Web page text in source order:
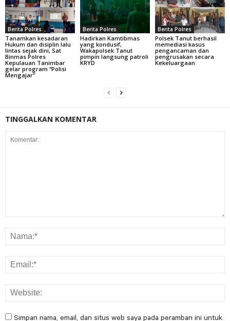
Berita Polres
Tanamkan kesadaran
Hukum dan disiplin lalu
lintas sejak dini, Sat
Binmas Polres
Kepulauan Tanimbar
gelar program “Polisi
Mengajar”
Berita Polres
Hadirkan Kamtibmas
yang kondusif,
Wakapolsek Tanut
pimpin langsung patroli
KRYD
Berita Polres
Polsek Tanut berhasil
memediasi kasus
pengancaman dan
pengrusakan secara
Kekeluargaan
TINGGALKAN KOMENTAR
Simpan nama, email, dan situs web saya pada peramban ini untuk